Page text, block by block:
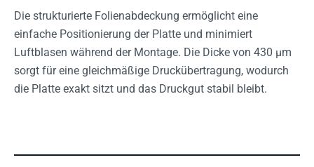
Die strukturierte Folienabdeckung ermöglicht eine
einfache Positionierung der Platte und minimiert
Luftblasen während der Montage. Die Dicke von 430 µm
sorgt für eine gleichmäßige Druckübertragung, wodurch
die Platte exakt sitzt und das Druckgut stabil bleibt.